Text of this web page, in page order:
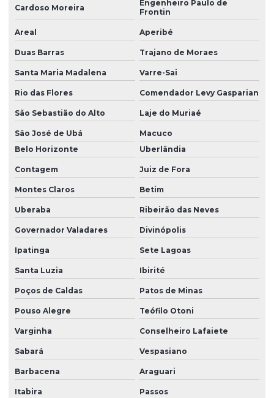
Vulcanização de peças de borracha
Vulcanização de peças de borracha industriais
Cardoso Moreira
Engenheiro Paulo de
Frontin
Areal Aperibé
Duas Barras Trajano de Moraes
Santa Maria Madalena Varre-Sai
Rio das Flores Comendador Levy Gasparian
São Sebastião do Alto Laje do Muriaé
São José de Ubá
Macuco
Belo Horizonte
Uberlândia
Contagem Juiz de Fora
Montes Claros Betim
Uberaba Ribeirão das Neves
Governador Valadares Divinópolis
Ipatinga Sete Lagoas
Santa Luzia Ibirité
Poços de Caldas Patos de Minas
Pouso Alegre Teófilo Otoni
Varginha Conselheiro Lafaiete
Sabará Vespasiano
Barbacena Araguari
Itabira Passos